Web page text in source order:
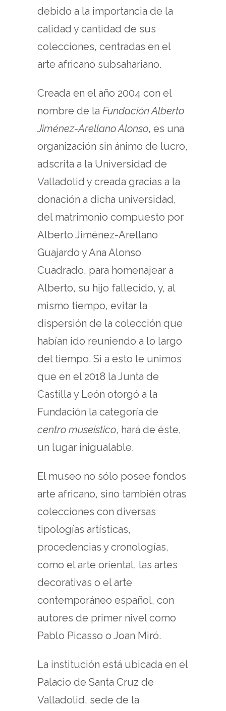
debido a la importancia de la
calidad y cantidad de sus
colecciones, centradas en el
arte africano subsahariano.
Creada en el año 2004 con el
nombre de la Fundación Alberto
Jiménez-Arellano Alonso, es una
organización sin ánimo de lucro,
adscrita a la Universidad de
Valladolid y creada gracias a la
donación a dicha universidad,
del matrimonio compuesto por
Alberto Jiménez-Arellano
Guajardo y Ana Alonso
Cuadrado, para homenajear a
Alberto, su hijo fallecido, y, al
mismo tiempo, evitar la
dispersión de la colección que
habían ido reuniendo a lo largo
del tiempo. Si a esto le unimos
que en el 2018 la Junta de
Castilla y León otorgó a la
Fundación la categoría de
centro museístico, hará de éste,
un lugar inigualable.
El museo no sólo posee fondos
arte africano, sino también otras
colecciones con diversas
tipologías artísticas,
procedencias y cronologías,
como el arte oriental, las artes
decorativas o el arte
contemporáneo español, con
autores de primer nivel como
Pablo Picasso o Joan Miró.
La institución está ubicada en el
Palacio de Santa Cruz de
Valladolid, sede de la